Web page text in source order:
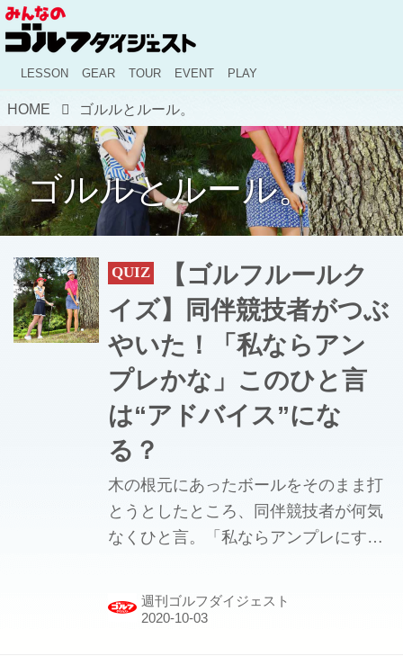
LESSON GEAR TOUR EVENT PLAY
HOME ゴルルとルール。
ゴルルとルール。
【ゴルフルールク
イズ】同伴競技者がつぶ
やいた！「私ならアン
プレかな」このひと言
は“アドバイス”にな
る？
木の根元にあったボールをそのまま打
とうとしたところ、同伴競技者が何気
なくひと言。「私ならアンプレにする
週刊ゴルフダイジェスト